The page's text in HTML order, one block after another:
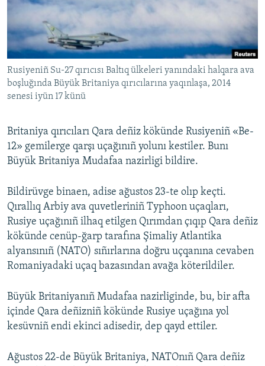
Русский
Українською
QOŞULIÑIZ!
RFE/RS bütün saytları
Rusiyeniñ Su-27 qırıcısı Baltıq ülkeleri yanındaki halqara ava
boşluğında Büyük Britaniya qırıcılarına yaqınlaşa, 2014
senesi iyün 17 künü
Britaniya qırıcıları Qara deñiz kökünde Rusiyeniñ «Be-
12» gemilerge qarşı uçağınıñ yolunı kestiler. Bunı
Büyük Britaniya Mudafaa nazirligi bildire.
Bildirüvge binaen, adise ağustos 23-te olıp keçti.
Qırallıq Arbiy ava quvetleriniñ Typhoon uçaqları,
Rusiye uçağınıñ ilhaq etilgen Qırımdan çıqıp Qara deñiz
kökünde cenüp-ğarp tarafına Şimaliy Atlantika
alyansınıñ (NATO) sıñırlarına doğru uçqanına cevaben
Romaniyadaki uçaq bazasından avağa köterildiler.
Büyük Britaniyanıñ Mudafaa nazirliginde, bu, bir afta
içinde Qara deñizniñ kökünde Rusiye uçağına yol
kesüvniñ endi ekinci adisedir, dep qayd ettiler.
Ağustos 22-de Büyük Britaniya, NATOnıñ Qara deñiz